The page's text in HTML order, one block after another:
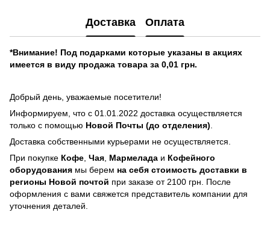
Доставка Оплата
*Внимание! Под подарками которые указаны в акциях
имеется в виду продажа товара за 0,01 грн.
Добрый день, уважаемые посетители!
Информируем, что с 01.01.2022 доставка осуществляется
только с помощью Новой Почты (до отделения).
Доставка собственными курьерами не осуществляется.
При покупке Кофе, Чая, Мармелада и Кофейного
оборудования мы берем на себя стоимость доставки в
регионы Новой почтой при заказе от 2100 грн. После
оформления с вами свяжется представитель компании для
уточнения деталей.